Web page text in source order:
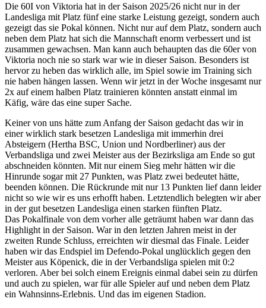
Die 60I von Viktoria hat in der Saison 2025/26 nicht nur in der
Landesliga mit Platz fünf eine starke Leistung gezeigt, sondern auch
gezeigt das sie Pokal können. Nicht nur auf dem Platz, sondern auch
neben dem Platz hat sich die Mannschaft enorm verbessert und ist
zusammen gewachsen. Man kann auch behaupten das die 60er von
Viktoria noch nie so stark war wie in dieser Saison. Besonders ist
hervor zu heben das wirklich alle, im Spiel sowie im Training sich
nie haben hängen lassen. Wenn wir jetzt in der Woche insgesamt nur
2x auf einem halben Platz trainieren könnten anstatt einmal im
Käfig, wäre das eine super Sache.
Keiner von uns hätte zum Anfang der Saison gedacht das wir in
einer wirklich stark besetzen Landesliga mit immerhin drei
Absteigern (Hertha BSC, Union und Nordberliner) aus der
Verbandsliga und zwei Meister aus der Bezirksliga am Ende so gut
abschneiden könnten. Mit nur einem Sieg mehr hätten wir die
Hinrunde sogar mit 27 Punkten, was Platz zwei bedeutet hätte,
beenden können. Die Rückrunde mit nur 13 Punkten lief dann leider
nicht so wie wir es uns erhofft haben. Letztendlich belegten wir aber
in der gut besetzen Landesliga einen starken fünften Platz.
Das Pokalfinale von dem vorher alle geträumt haben war dann das
Highlight in der Saison. War in den letzten Jahren meist in der
zweiten Runde Schluss, erreichten wir diesmal das Finale. Leider
haben wir das Endspiel im Defendo-Pokal unglücklich gegen den
Meister aus Köpenick, die in der Verbandsliga spielen mit 0:2
verloren. Aber bei solch einem Ereignis einmal dabei sein zu dürfen
und auch zu spielen, war für alle Spieler auf und neben dem Platz
ein Wahnsinns-Erlebnis. Und das im eigenen Stadion.